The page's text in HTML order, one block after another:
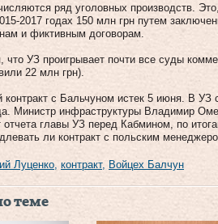
ряд уголовных производств.
2017 годах 150 млн грн путем
и фиктивным договорам.
что УЗ проигрывает почти все суды
22 млн грн).
контракт с Бальчуном истек 5 июня. В УЗ
Министр инфраструктуры Владимир
отчета главы УЗ перед Кабмином, по
ли контракт с польским
Луценко контракт, Войцех Балчун
теме